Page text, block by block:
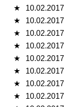
★
10.02.2017
★
10.02.2017
★
10.02.2017
★
10.02.2017
★
10.02.2017
★
10.02.2017
★
10.02.2017
★
10.02.2017